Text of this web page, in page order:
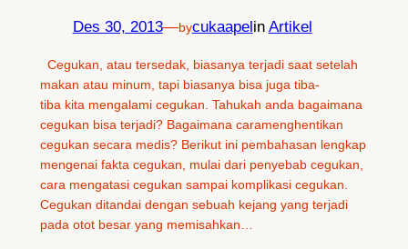
Des 30, 2013—bycukaapelin Artikel
Cegukan, atau tersedak, biasanya terjadi saat setelah
makan atau minum, tapi biasanya bisa juga tiba-
tiba kita mengalami cegukan. Tahukah anda bagaimana
cegukan bisa terjadi? Bagaimana caramenghentikan
cegukan secara medis? Berikut ini pembahasan lengkap
mengenai fakta cegukan, mulai dari penyebab cegukan,
cara mengatasi cegukan sampai komplikasi cegukan.
Cegukan ditandai dengan sebuah kejang yang terjadi
pada otot besar yang memisahkan…